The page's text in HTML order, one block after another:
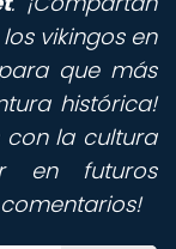
vikingos en
que más
histórica!
con la cultura
en futuros